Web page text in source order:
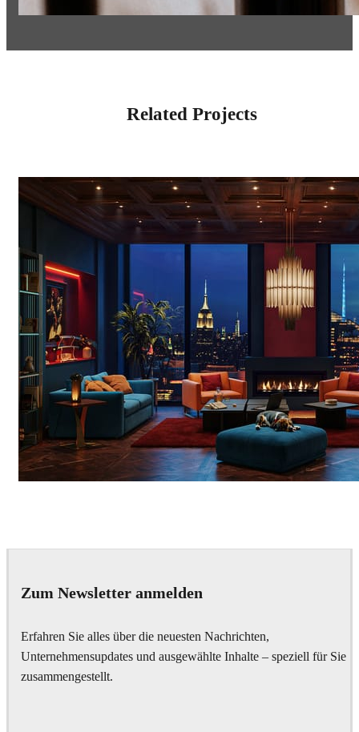
Related Projects
Zum Newsletter anmelden
Erfahren Sie alles über die neuesten Nachrichten,
Unternehmensupdates und ausgewählte Inhalte – speziell für Sie
zusammengestellt.